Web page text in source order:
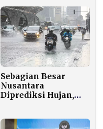
Sebagian Besar
Nusantara
Diprediksi Hujan,